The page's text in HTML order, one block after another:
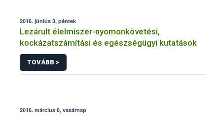
2016. június 3, péntek
Lezárult élelmiszer-nyomonkövetési,
kockázatszámítási és egészségügyi kutatások
TOVÁBB >
2016. március 6, vasárnap